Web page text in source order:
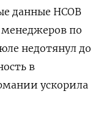
данные HCOB
по
недотянул до
в
ускорила